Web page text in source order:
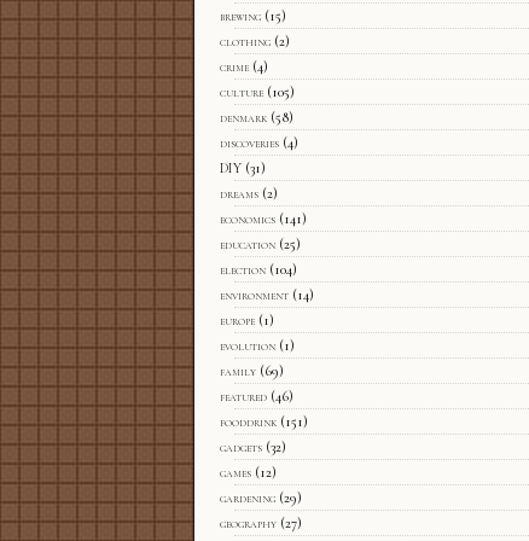
brewing (15)
clothing (2)
crime (4)
culture (105)
denmark (58)
discoveries (4)
DIY (31)
dreams (2)
economics (141)
education (25)
election (104)
environment (14)
europe (1)
evolution (1)
family (69)
featured (46)
fooddrink (151)
gadgets (32)
games (12)
gardening (29)
geography (27)